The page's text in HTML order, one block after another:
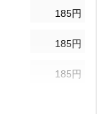
185円
185円
185円